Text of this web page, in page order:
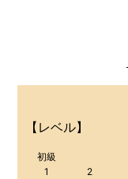
【レベル】
初級
1
2